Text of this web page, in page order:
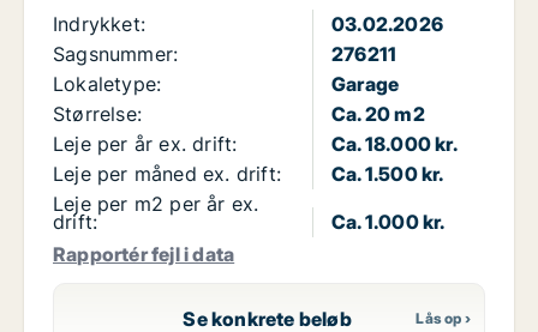
Indrykket:
03.02.2026
Sagsnummer:
276211
Lokaletype:
Garage
Størrelse:
Ca. 20 m2
Leje per år ex. drift:
Ca. 18.000 kr.
Leje per måned ex. drift:
Ca. 1.500 kr.
Leje per m2 per år ex.
drift:
Ca. 1.000 kr.
Rapportér fejl i data
Se konkrete beløb